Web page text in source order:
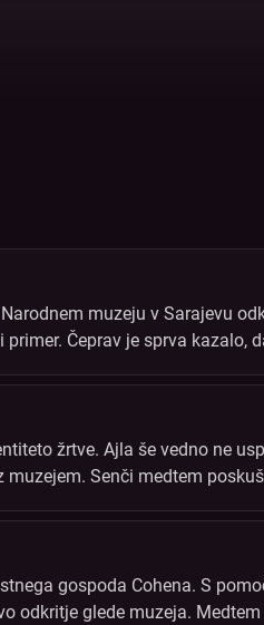
muzeju v Sarajevu
Čeprav je sprva kazalo,
žrtve. Ajla še vedno ne
Senči medtem
gospoda Cohena. S
odkritje glede muzeja.